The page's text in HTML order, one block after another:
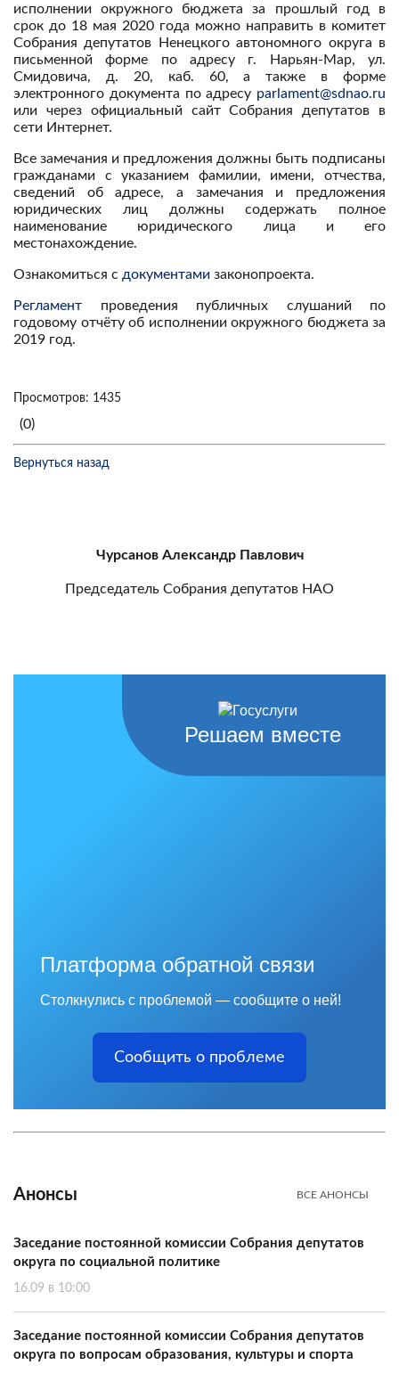
исполнении окружного бюджета за прошлый год в
срок до 18 мая 2020 года можно направить в комитет
Собрания депутатов Ненецкого автономного округа в
письменной форме по адресу г. Нарьян-Мар, ул.
Смидовича, д. 20, каб. 60, а также в форме
электронного документа по адресу parlament@sdnao.ru
или через официальный сайт Собрания депутатов в
сети Интернет.
Все замечания и предложения должны быть подписаны
гражданами с указанием фамилии, имени, отчества,
сведений об адресе, а замечания и предложения
юридических лиц должны содержать полное
наименование юридического лица и его
местонахождение.
Ознакомиться с документами законопроекта.
Регламент проведения публичных слушаний по
годовому отчёту об исполнении окружного бюджета за
2019 год.
Просмотров: 1435
(0)
Вернуться назад
Чурсанов Александр Павлович
Председатель Собрания депутатов НАО
Решаем вместе
Платформа обратной связи
Столкнулись с проблемой — сообщите о ней!
Сообщить о проблеме
Анонсы ВСЕ АНОНСЫ
Заседание постоянной комиссии Собрания депутатов
округа по социальной политике
16.09 в 10:00
Заседание постоянной комиссии Собрания депутатов
округа по вопросам образования, культуры и спорта